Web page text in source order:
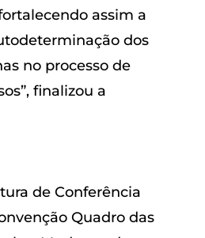
assim a
dos
no processo de
finalizou a
de Conferência
Quadro das